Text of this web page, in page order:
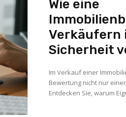
Wie eine
Verkäufern
Sicherheit
Im Verkauf einer
Bewertung nicht nur
Entdecken Sie, warum